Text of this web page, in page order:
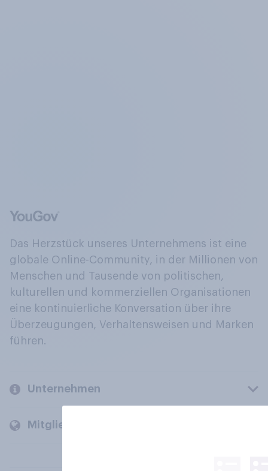
Das Herzstück unseres Unternehmens ist eine
globale Online-Community, in der Millionen von
Menschen und Tausende von politischen,
kulturellen und kommerziellen Organisationen
eine kontinuierliche Konversation über ihre
Überzeugungen, Verhaltensweisen und Marken
führen.
Unternehmen
Mitglieder und Kunden